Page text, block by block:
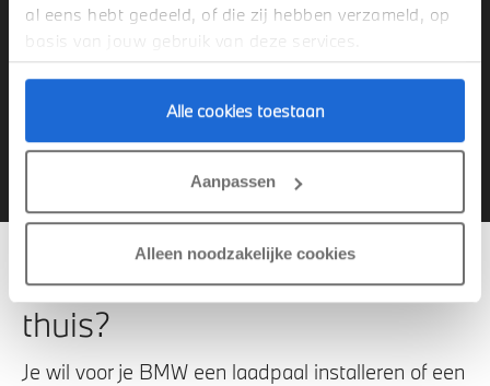
al eens hebt gedeeld, of die zij hebben verzameld, op
basis van jouw gebruik van deze services.
Alle cookies toestaan
Aanpassen
Alleen noodzakelijke cookies
Laadpaal of wallbox
Snellaadpaal
Hoe krijg ik een laadpaal
thuis?
Je wil voor je BMW een laadpaal installeren of een